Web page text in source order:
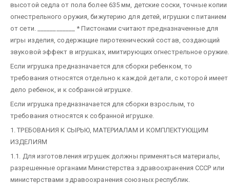
высотой седла от пола более 635 мм, детские соски, точные копии
огнестрельного оружия, бижутерию для детей, игрушки с питанием
от сети.
* Пистонами считают предназначенные для
игры изделия, содержащие пиротехнический состав, создающий
звуковой эффект в игрушках, имитирующих огнестрельное оружие.
Если игрушка предназначается для сборки ребенком, то
требования относятся отдельно к каждой детали, с которой имеет
дело ребенок, и к собранной игрушке.
Если игрушка предназначается для сборки взрослым, то
требования относятся к собранной игрушке.
1. ТРЕБОВАНИЯ К СЫРЬЮ, МАТЕРИАЛАМ И КОМПЛЕКТУЮЩИМ
ИЗДЕЛИЯМ
1.1. Для изготовления игрушек должны применяться материалы,
разрешенные органами Министерства здравоохранения СССР или
министерствами здравоохранения союзных республик.